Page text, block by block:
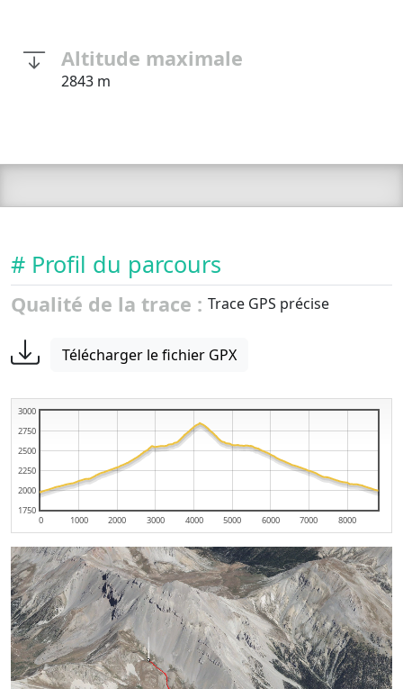
Altitude maximale
2843 m
# Profil du parcours
Qualité de la trace : Trace GPS précise
Télécharger le fichier GPX
0 1000 2000 3000 4000 5000 6000 7000 8000
1750
2000
2250
2500
2750
3000